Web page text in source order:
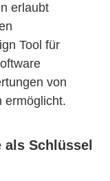
erlaubt
Tool für
von
ermöglicht.
Schlüssel